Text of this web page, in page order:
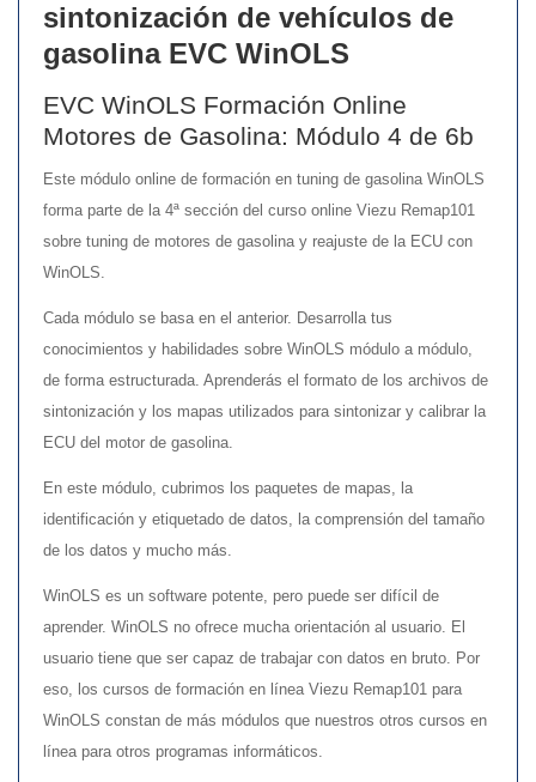
sintonización de vehículos de
gasolina EVC WinOLS
EVC WinOLS Formación Online
Motores de Gasolina: Módulo 4 de 6b
Este módulo online de formación en tuning de gasolina WinOLS
forma parte de la 4ª sección del curso online Viezu Remap101
sobre tuning de motores de gasolina y reajuste de la ECU con
WinOLS.
Cada módulo se basa en el anterior. Desarrolla tus
conocimientos y habilidades sobre WinOLS módulo a módulo,
de forma estructurada. Aprenderás el formato de los archivos de
sintonización y los mapas utilizados para sintonizar y calibrar la
ECU del motor de gasolina.
En este módulo, cubrimos los paquetes de mapas, la
identificación y etiquetado de datos, la comprensión del tamaño
de los datos y mucho más.
WinOLS es un software potente, pero puede ser difícil de
aprender. WinOLS no ofrece mucha orientación al usuario. El
usuario tiene que ser capaz de trabajar con datos en bruto. Por
eso, los cursos de formación en línea Viezu Remap101 para
WinOLS constan de más módulos que nuestros otros cursos en
línea para otros programas informáticos.